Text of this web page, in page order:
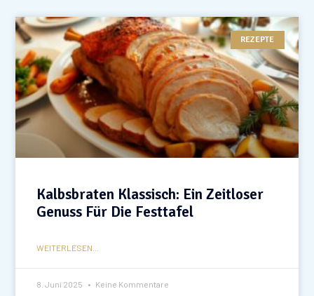
REZEPTE
Kalbsbraten Klassisch: Ein Zeitloser
Genuss Für Die Festtafel
WEITERLESEN...
8. Juni 2025 Keine Kommentare